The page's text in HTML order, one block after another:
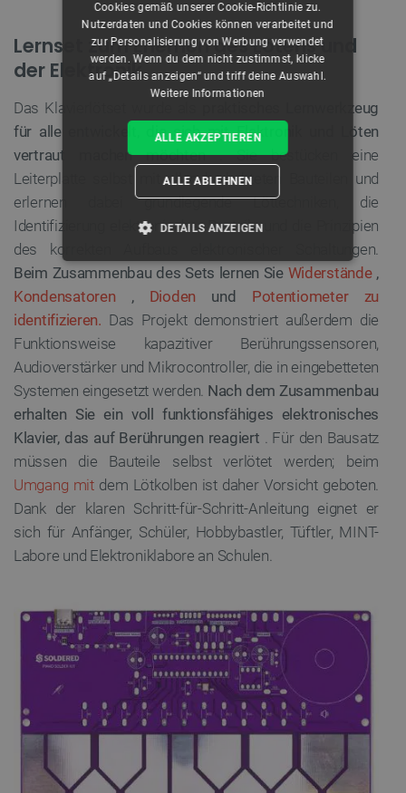
Lernset zum Erlernen des Lötens und
der Elektronik
Das Klavierlötset wurde als
praktisches Lernwerkzeug
für alle entwickelt, die sich mit Elektronik und Löten
vertraut machen möchten. Sie bestücken eine
Leiterplatte selbst mit allen bedrahteten Bauteilen und
erlernen dabei grundlegende Löttechniken, die
Identifizierung elektronischer Bauteile und die Prinzipien
des korrekten Aufbaus elektronischer Schaltungen.
Beim Zusammenbau des Sets lernen Sie Widerstände,
Kondensatoren , Dioden und Potentiometer zu
identifizieren. Das Projekt demonstriert außerdem die
Funktionsweise kapazitiver Berührungssensoren,
Audioverstärker und Mikrocontroller, die in eingebetteten
Systemen eingesetzt werden. Nach dem Zusammenbau
erhalten Sie ein voll funktionsfähiges elektronisches
Klavier, das auf Berührungen reagiert . Für den Bausatz
müssen die Bauteile selbst verlötet werden; beim
Umgang mitdem Lötkolben ist daher Vorsicht geboten.
Dank der klaren Schritt-für-Schritt-Anleitung eignet er
sich für Anfänger, Schüler, Hobbybastler, Tüftler, MINT-
Labore und Elektroniklabore an Schulen.
Cookies gemäß unserer Cookie-Richtlinie zu.
Nutzerdaten und Cookies können verarbeitet und
zur Personalisierung von Werbung verwendet
werden. Wenn du dem nicht zustimmst, klicke
auf „Details anzeigen“ und triff deine Auswahl.
Weitere Informationen
ALLE AKZEPTIEREN
ALLE ABLEHNEN
DETAILS ANZEIGEN
UNBEDINGT ERFORDERLICH
PERFORMANCE
TARGETING
FUNKTIONALITÄT
Unbedingt erforderlich Performance
Targeting Funktionalität
Unbedingt erforderliche Cookies ermöglichen
wesentliche Kernfunktionen der Website wie die
Name
Anbieter/
VISITOR_PRIVACY_METADATA
YouTube
.youtube.com